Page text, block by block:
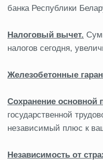
банка Республики
Налоговый вычет.
налогов сегодня,
Железобетонные
Сохранение основной
государственной
независимый плюс к
Независимость от